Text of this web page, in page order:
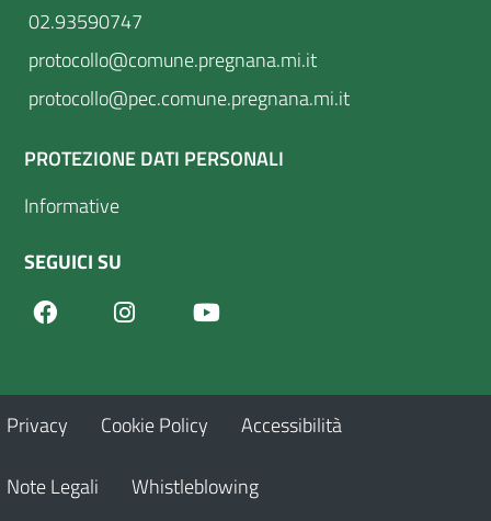
02.93590747
protocollo@comune.pregnana.mi.it
protocollo@pec.comune.pregnana.mi.it
PROTEZIONE DATI PERSONALI
Informative
SEGUICI SU
FacebookInstagram
Privacy Cookie Policy Accessibilità
Note Legali Whistleblowing